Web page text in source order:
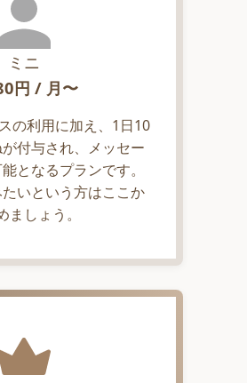
ミニ
円 / 月〜
の利用に加え、1日10
付与され、メッセー
となるプランです。
いという方はここか
ましょう。